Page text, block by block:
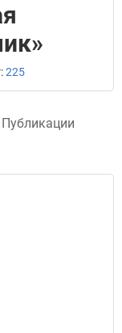
225
Публикации